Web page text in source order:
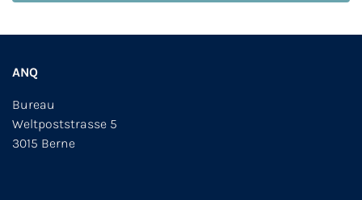
ANQ
Bureau
Weltpoststrasse 5
3015 Berne